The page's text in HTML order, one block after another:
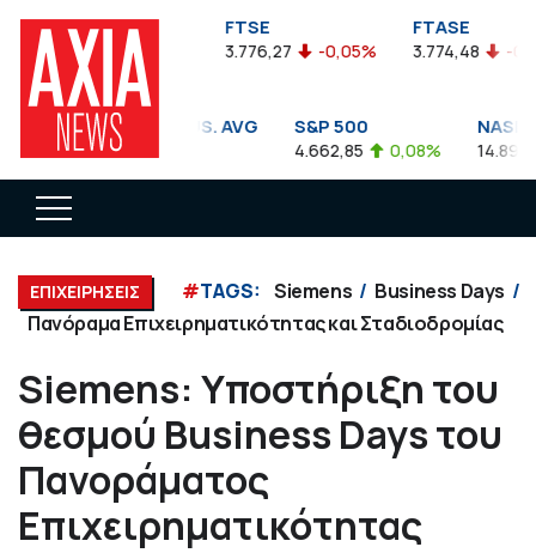
FTSEA
899,47 -0,04%
FTSE
3.776,27 -0,05%
FTASE
3.774,48 -0,10%
DOW JONES INDUS. AVG
35.911,81 -0,56%
S&P 500
4.662,85 0,08% 14.893,75
ΕΠΙΧΕΙΡΗΣΕΙΣ #TAGS: Siemens
Business Days
Πανόραμα Επιχειρηματικότητας και Σταδιοδρομίας
Siemens: Υποστήριξη του
θεσμού Business Days του
Πανοράματος
Επιχειρηματικότητας